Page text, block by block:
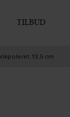
TILBUD
13,5 cm